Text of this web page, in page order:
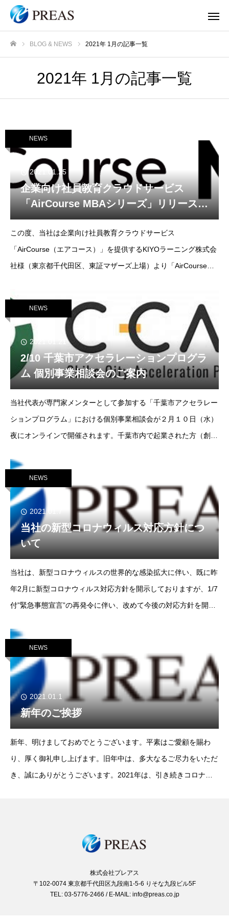
BLOG & NEWS 2021年 1月の記事一覧
2021年 1月の記事一覧
NEWS
2021.01.25
企業向け社員教育クラウドサービス
「AirCourse MBAシリーズ」リリースの
お知らせ
この度、当社は企業向け社員教育クラウドサービス
「AirCourse（エアコース）」を提供するKIYOラーニング株式会
社様（東京都千代田区、東証マザーズ上場）より「AirCourse
日正式リリースとなりましたのでお知らせ
NEWS
2021.01.21
2/10 千葉市アクセラレーションプログラ
ム 個別事業相談会のご案内
当社代表が専門家メンターとして参加する「千葉市アクセラレー
ションプログラム」における個別事業相談会が２月１０日（水）
夜にオンラインで開催されます。千葉市内で起業された方（創業
た自社の課題（資金調達や販路拡大等）に対する
NEWS
2021.01.7
当社の新型コロナウィルス対応方針につ
いて
当社は、新型コロナウィルスの世界的な感染拡大に伴い、既に昨
年2月に新型コロナウィルス対応方針を開示しておりますが、1/7
付”緊急事態宣言”の再発令に伴い、改めて今後の対応方針を開示
社員の安全確保のため、以下の対応を実施いた
NEWS
2021.01.1
新年のご挨拶
新年、明けましておめでとうございます。平素はご愛顧を賜わ
り、厚く御礼申し上げます。旧年中は、多大なるご尽力をいただ
き、誠にありがとうございます。2021年は、引き続きコロナ禍
株式会社プレアス
〒102-0074 東京都千代田区九段南1-5-6 りそな九段ビル5F
TEL: 03-5776-2466 / E-MAIL: info@preas.co.jp